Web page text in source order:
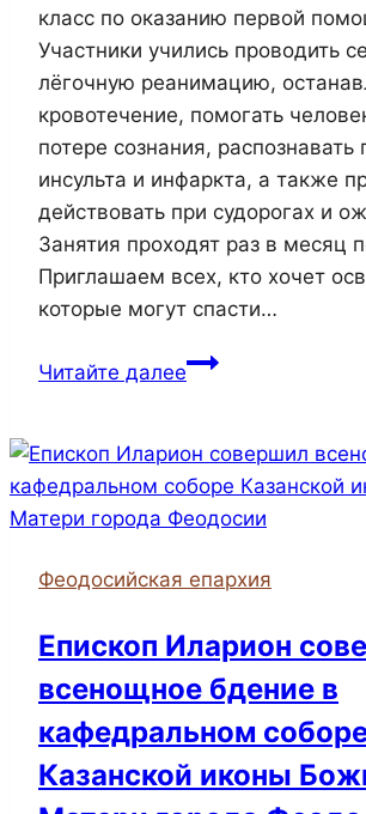
класс по оказанию первой
Участники училиcь проводить
лёгочную реанимацию,
кровотечение, помогать
потере сознания, распознавать
инсульта и инфаркта, а также
действовать при судорогах и
Занятия проходят раз в месяц
Приглашаем всех, кто хочет
которые могут спасти…
Читайте далееВ
храма
святых
Жен-
прошёл
класс
по
первой
помощи
Феодосийская епархия
Епископ Иларион
всенощное бдение в
кафедральном
Казанской иконы